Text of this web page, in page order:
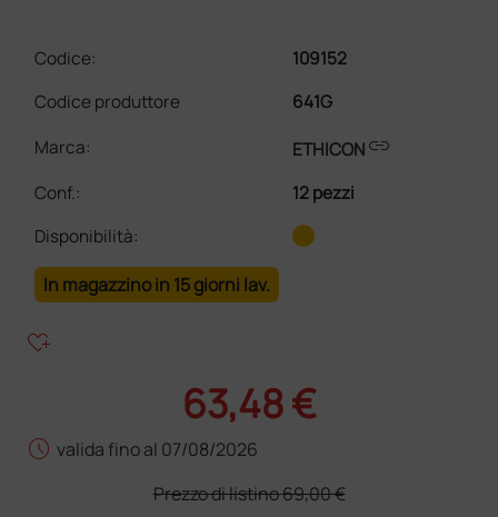
Codice:
109152
Codice produttore
641G
Marca:
ETHICONlink
Conf.:
12 pezzi
Disponibilità:
In magazzino in 15 giorni lav.
heart_plus
63,48 €
schedule valida fino al 07/08/2026
Prezzo di listino69,00 €